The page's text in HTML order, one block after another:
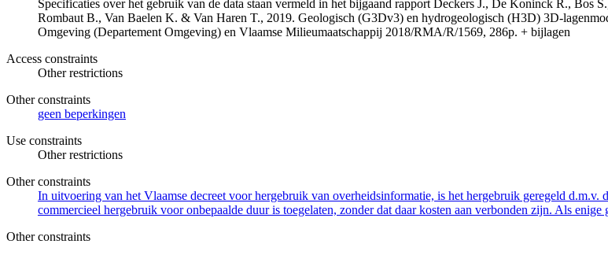
Specificaties over het gebruik van de data staan vermeld in het bijgaand rapport Deckers J., De Koninck R.,
Rombaut B., Van Baelen K. & Van Haren T., 2019. Geologisch (G3Dv3) en hydrogeologisch (H3D) 3D-
Omgeving (Departement Omgeving) en Vlaamse Milieumaatschappij 2018/RMA/R/1569, 286p. + bijlagen
Access constraints
Other restrictions
Other constraints
geen beperkingen
Use constraints
Other restrictions
Other constraints
In uitvoering van het Vlaamse decreet voor hergebruik van overheidsinformatie, is het hergebruik geregeld
commercieel hergebruik voor onbepaalde duur is toegelaten, zonder dat daar kosten aan verbonden zijn. Als
Other constraints